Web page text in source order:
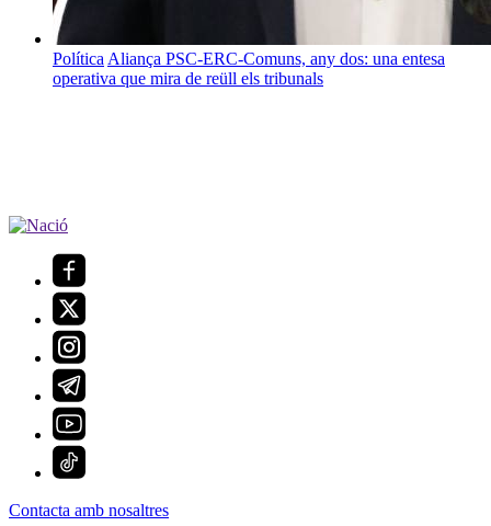
Política Aliança PSC-ERC-Comuns, any dos: una entesa
operativa que mira de reüll els tribunals
Contacta amb nosaltres